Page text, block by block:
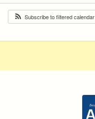
Subscribe to filtered calendar